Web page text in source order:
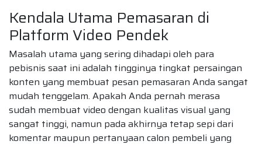
Kendala Utama Pemasaran di
Platform Video Pendek
Masalah utama yang sering dihadapi oleh para
pebisnis saat ini adalah tingginya tingkat persaingan
konten yang membuat pesan pemasaran Anda sangat
mudah tenggelam. Apakah Anda pernah merasa
sudah membuat video dengan kualitas visual yang
sangat tinggi, namun pada akhirnya tetap sepi dari
komentar maupun pertanyaan calon pembeli yang